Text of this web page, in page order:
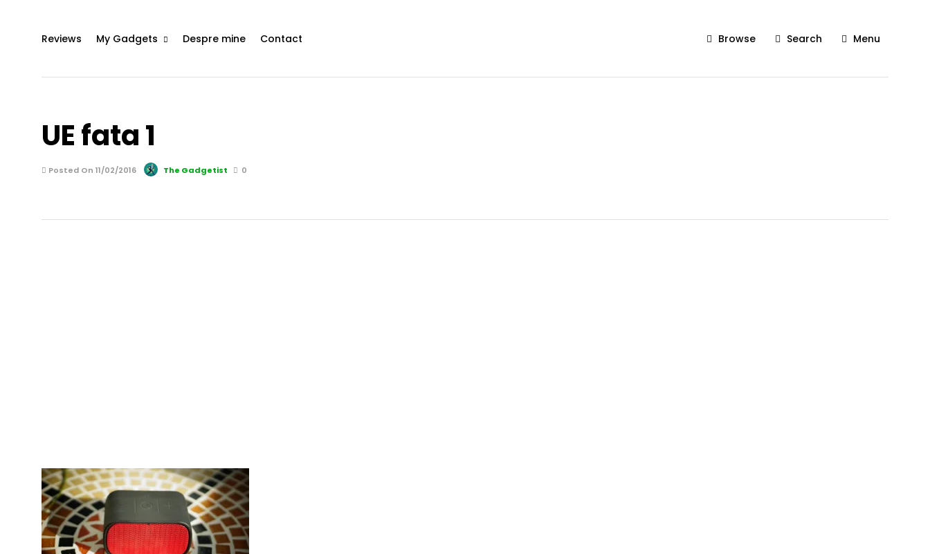
Reviews My Gadgets Despre mine Contact Browse Search Menu
UE fata 1
Posted On 11/02/2016 The Gadgetist 0